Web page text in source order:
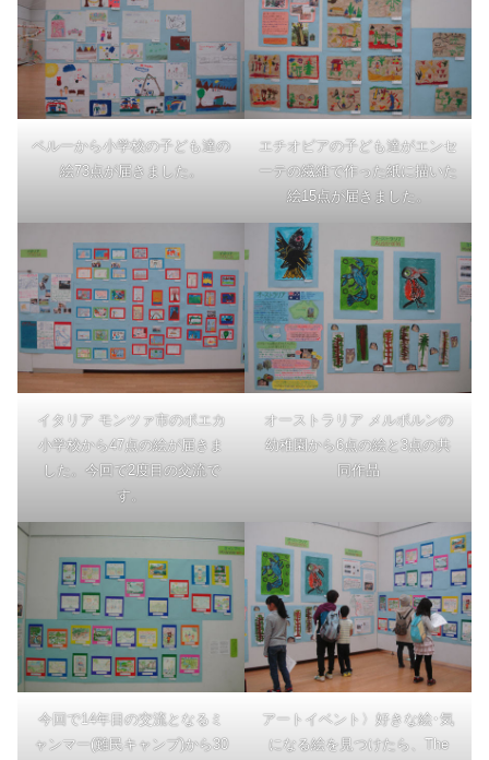
ペルーから小学校の子ども達の
絵73点が届きました。
エチオピアの子ども達がエンセ
ーテの繊維で作った紙に描いた
絵15点が届きました。
イタリア モンツァ市のポエカ
小学校から47点の絵が届きま
した。今回で2度目の交流で
す。
オーストラリア メルボルンの
幼稚園から6点の絵と3点の共
同作品
今回で14年目の交流となるミ
ャンマー(難民キャンプ)から30
アートイベント〉好きな絵･気
になる絵を見つけたら、The